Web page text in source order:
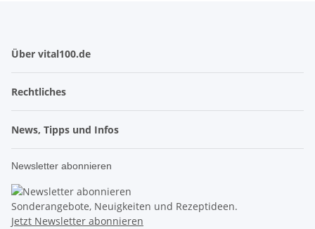
Über vital100.de
Rechtliches
News, Tipps und Infos
Newsletter abonnieren
Sonderangebote, Neuigkeiten und Rezeptideen.
Jetzt Newsletter abonnieren